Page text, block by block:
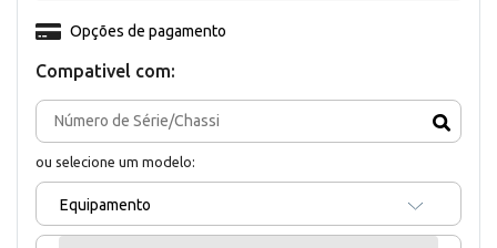
Compativel com:
ou selecione um modelo:
Equipamento
Opções de pagamento